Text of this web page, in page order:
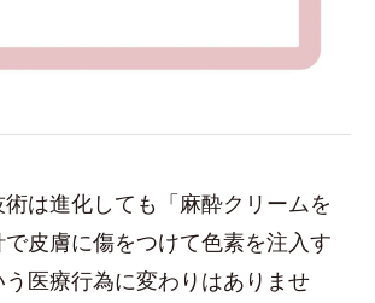
は進化しても「麻酔クリームを
皮膚に傷をつけて色素を注入す
う医療行為に変わりはありませ